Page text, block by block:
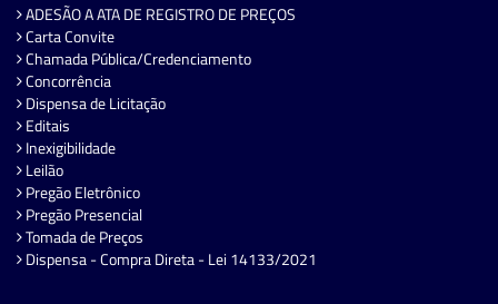
ADESÃO A ATA DE REGISTRO DE PREÇOS
Carta Convite
Chamada Pública/Credenciamento
Concorrência
Dispensa de Licitação
Editais
Inexigibilidade
Leilão
Pregão Eletrônico
Pregão Presencial
Tomada de Preços
Dispensa - Compra Direta - Lei 14133/2021